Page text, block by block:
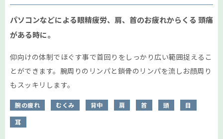
パソコンなどによる眼精疲労、肩、首のお疲れからくる 頭痛
がある時に。
仰向けの体制でほぐす事で首回りをしっかり広い範囲捉えるこ
とができます。腕周りのリンパと鎖骨のリンパを流しお顔周り
もスッキリします。
腕の疲れ むくみ 背中 肩 首 頭
目
耳